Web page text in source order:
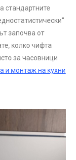
стандартните
започва от
колко чифта
за часовници
и монтаж на кухни